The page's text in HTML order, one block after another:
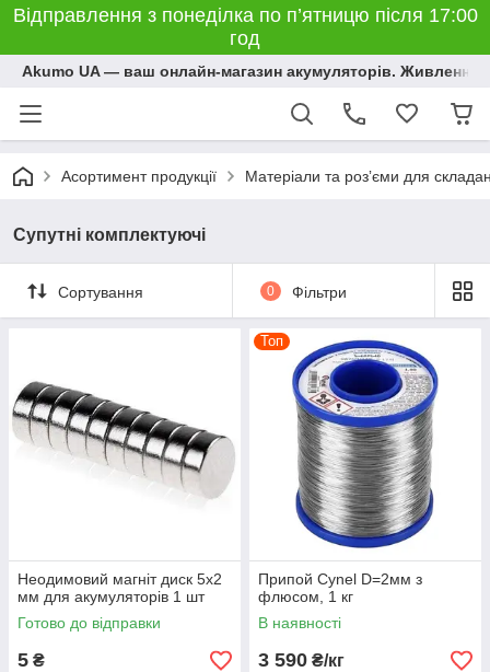
Відправлення з понеділка по п’ятницю після 17:00
год
Akumo UA — ваш онлайн-магазин акумуляторів. Живлення,
Асортимент продукції Матеріали та розʼєми для
Супутні комплектуючі
Сортування 0 Фільтри
Неодимовий магніт диск 5x2
мм для акумуляторів 1 шт
Готово до відправки
5 ₴
Топ
Припой Cynel D=2мм з
флюсом, 1 кг
В наявності
3 590 ₴/кг